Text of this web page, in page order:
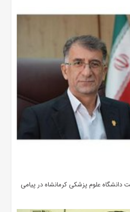
علوم پزشکی کرمانشاه در پیامی